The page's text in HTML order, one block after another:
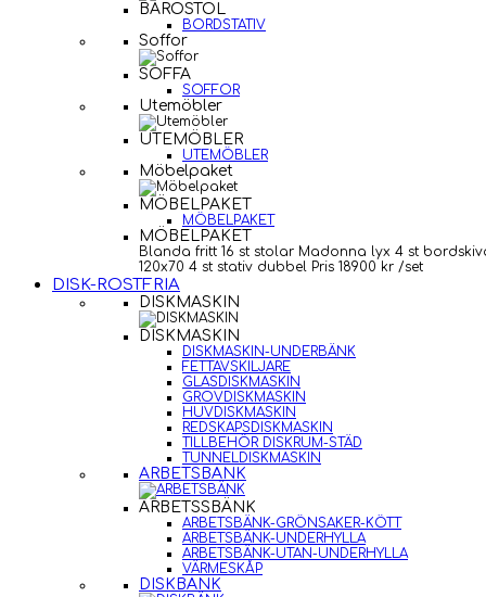
BAROSTOL
BORDSTATIV
Soffor
SOFFA
SOFFOR
Utemöbler
UTEMÖBLER
UTEMÖBLER
Möbelpaket
MÖBELPAKET
MÖBELPAKET
MÖBELPAKET
Blanda fritt 16 st stolar Madonna lyx 4 st
120x70 4 st stativ dubbel Pris 18900 kr /set
DISK-ROSTFRIA
DISKMASKIN
DISKMASKIN
DISKMASKIN-UNDERBÄNK
FETTAVSKILJARE
GLASDISKMASKIN
GROVDISKMASKIN
HUVDISKMASKIN
REDSKAPSDISKMASKIN
TILLBEHÖR DISKRUM-STÄD
TUNNELDISKMASKIN
ARBETSBÄNK
ARBETSSBÄNK
ARBETSBÄNK-GRÖNSAKER-KÖTT
ARBETSBÄNK-UNDERHYLLA
ARBETSBÄNK-UTAN-UNDERHYLLA
VÄRMESKÅP
DISKBÄNK